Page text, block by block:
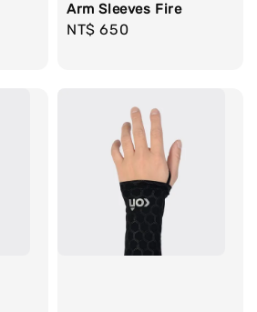
Arm Sleeves Fire
Regular
NT$ 650